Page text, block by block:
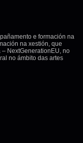
e formación na
na xestión, que
NextGenerationEU, no
no ámbito das artes